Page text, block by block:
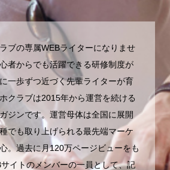
ブの専属WEBライターになりませ
者からでも活躍できる研修制度が
一歩ずつ近づく先輩ライターが育
クラブは2015年から運営を続ける
ジンです。運営母体は全国に展開
でも取り上げられる最先端マーケ
。過去に月120万ページビューをも
イトのメンバーの一員として、記